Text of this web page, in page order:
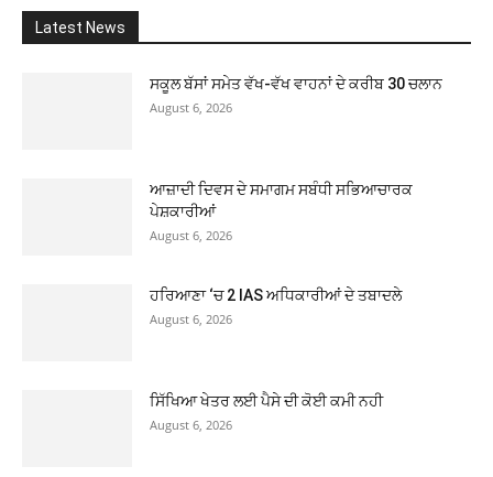
Latest News
ਸਕੂਲ ਬੱਸਾਂ ਸਮੇਤ ਵੱਖ-ਵੱਖ ਵਾਹਨਾਂ ਦੇ ਕਰੀਬ 30 ਚਲਾਨ
August 6, 2026
ਆਜ਼ਾਦੀ ਦਿਵਸ ਦੇ ਸਮਾਗਮ ਸਬੰਧੀ ਸਭਿਆਚਾਰਕ
ਪੇਸ਼ਕਾਰੀਆਂ
August 6, 2026
ਹਰਿਆਣਾ ‘ਚ 2 IAS ਅਧਿਕਾਰੀਆਂ ਦੇ ਤਬਾਦਲੇ
August 6, 2026
ਸਿੱਖਿਆ ਖੇਤਰ ਲਈ ਪੈਸੇ ਦੀ ਕੋਈ ਕਮੀ ਨਹੀ
August 6, 2026